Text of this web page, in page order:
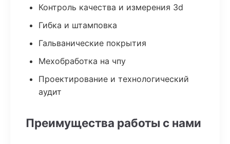
Контроль качества и измерения 3d
Гибка и штамповка
Гальванические покрытия
Мехобработка на чпу
Проектирование и технологический
аудит
Преимущества работы с нами